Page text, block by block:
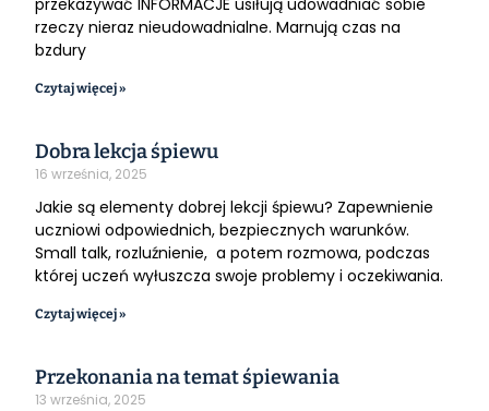
przekazywać INFORMACJE usiłują udowadniać sobie
rzeczy nieraz nieudowadnialne. Marnują czas na
bzdury
Czytaj więcej »
Dobra lekcja śpiewu
16 września, 2025
Jakie są elementy dobrej lekcji śpiewu? Zapewnienie
uczniowi odpowiednich, bezpiecznych warunków.
Small talk, rozluźnienie, a potem rozmowa, podczas
której uczeń wyłuszcza swoje problemy i oczekiwania.
Czytaj więcej »
Przekonania na temat śpiewania
13 września, 2025